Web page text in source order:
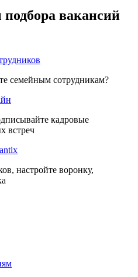
вакансий
семейным сотрудникам?
кадровые
встреч
настройте воронку,